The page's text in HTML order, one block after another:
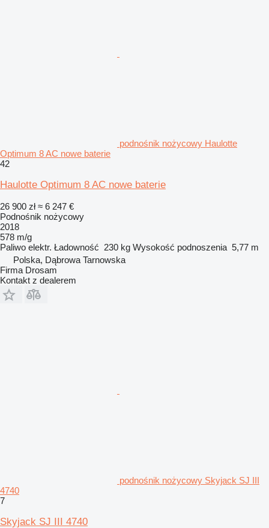
podnośnik nożycowy Haulotte
Optimum 8 AC nowe baterie
42
Haulotte Optimum 8 AC nowe baterie
26 900 zł ≈ 6 247 €
Podnośnik nożycowy
2018
578 m/g
Paliwo elektr. Ładowność 230 kg Wysokość podnoszenia 5,77 m
Polska, Dąbrowa Tarnowska
Firma Drosam
Kontakt z dealerem
podnośnik nożycowy Skyjack SJ III
4740
7
Skyjack SJ III 4740